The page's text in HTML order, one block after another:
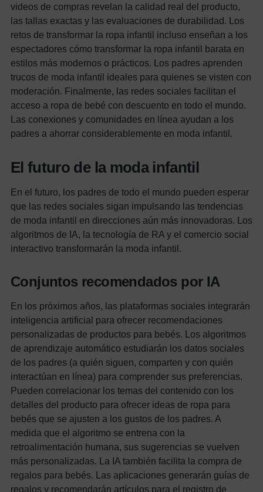
videos de compras revelan la calidad real del producto,
las tallas exactas y las evaluaciones de durabilidad. Los
retos de transformar la ropa infantil incluso enseñan a los
espectadores cómo transformar la ropa infantil barata en
estilos más modernos o prácticos. Los padres aprenden
trucos de moda infantil ideales para quienes se visten con
moderación. Finalmente, las redes sociales facilitan el
acceso a ropa de bebé con descuento en todo el mundo.
Las conexiones y comunidades en línea ayudan a los
padres a ahorrar considerablemente en moda infantil.
El futuro de la moda infantil
En el futuro, los padres de todo el mundo pueden esperar
que las redes sociales sigan impulsando las tendencias
de moda infantil en direcciones aún más innovadoras. Los
algoritmos de IA, la tecnología de RA y el comercio social
interactivo transformarán la moda infantil.
Conjuntos recomendados por IA
En los próximos años, las plataformas sociales integrarán
inteligencia artificial para ofrecer recomendaciones
personalizadas de productos para bebés. Los algoritmos
de aprendizaje automático estudiarán los datos sociales
de los padres (a quién siguen, comparten y con quién
interactúan en línea) para comprender sus preferencias.
Pueden correlacionar los temas del contenido con los
detalles del producto para ofrecer ideas de ropa para
bebés que se ajusten a los gustos de los padres. A
medida que el algoritmo se entrena con la
retroalimentación humana, sus sugerencias se vuelven
más personalizadas. La IA también facilita la compra de
regalos para bebés. Las aplicaciones generarán guías de
regalos y recomendarán artículos para el registro de